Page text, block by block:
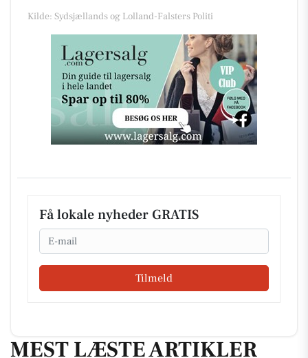
Kilde: Sydsjællands og Lolland-Falsters Politi
Få lokale nyheder GRATIS
Email
Tilmeld
MEST LÆSTE ARTIKLER